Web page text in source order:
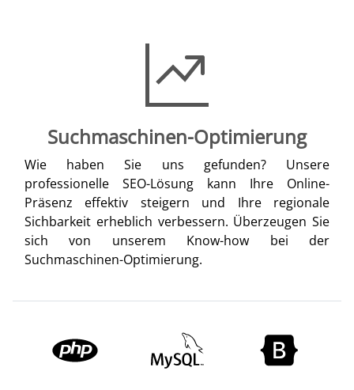
Suchmaschinen-Optimierung
Wie haben Sie uns gefunden? Unsere
professionelle SEO-Lösung kann Ihre Online-
Präsenz effektiv steigern und Ihre regionale
Sichbarkeit erheblich verbessern. Überzeugen Sie
sich von unserem Know-how bei der
Suchmaschinen-Optimierung.